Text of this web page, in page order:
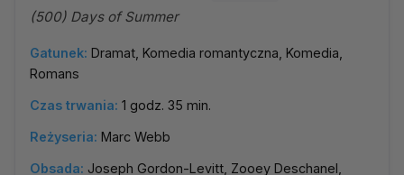
(500) Days of Summer
Gatunek: Dramat, Komedia romantyczna, Komedia,
Romans
Czas trwania: 1 godz. 35 min.
Reżyseria: Marc Webb
Obsada: Joseph Gordon-Levitt, Zooey Deschanel,